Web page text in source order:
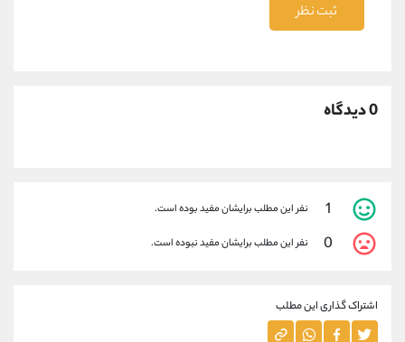
ثبت نظر
0 دیدگاه
1 نفر این مطلب برایشان مفید بوده است.
0 نفر این مطلب برایشان مفید نبوده است.
اشتراک گذاری این مطلب